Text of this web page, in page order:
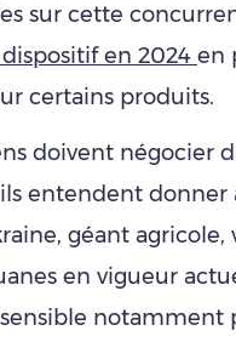
sur cette
en 2024 en
certains produits.
doivent négocier
entendent donner
géant
en vigueur
notamment